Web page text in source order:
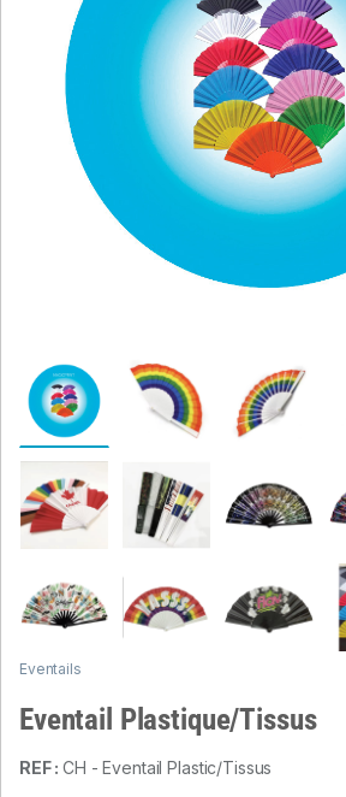
Eventails
Eventail Plastique/Tissus
REF :CH - Eventail Plastic/Tissus